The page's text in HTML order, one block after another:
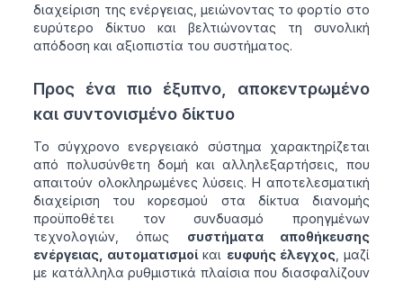
διαχείριση της ενέργειας, μειώνοντας το φορτίο στο
ευρύτερο δίκτυο και βελτιώνοντας τη συνολική
απόδοση και αξιοπιστία του συστήματος.
Προς ένα πιο έξυπνο, αποκεντρωμένο
και συντονισμένο δίκτυο
Το σύγχρονο ενεργειακό σύστημα χαρακτηρίζεται
από πολυσύνθετη δομή και αλληλεξαρτήσεις, που
απαιτούν ολοκληρωμένες λύσεις. Η αποτελεσματική
διαχείριση του κορεσμού στα δίκτυα διανομής
προϋποθέτει τον συνδυασμό προηγμένων
τεχνολογιών, όπως συστήματα αποθήκευσης
ενέργειας, αυτοματισμοί και ευφυής έλεγχος, μαζί
με κατάλληλα ρυθμιστικά πλαίσια που διασφαλίζουν